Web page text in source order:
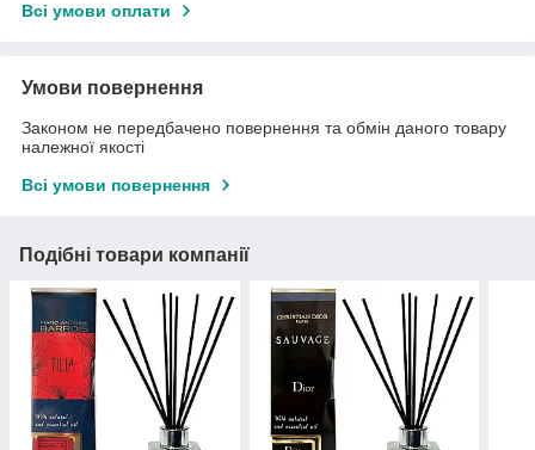
Всі умови оплати
Умови повернення
Законом не передбачено повернення та обмін даного товару
належної якості
Всі умови повернення
Подібні товари компанії